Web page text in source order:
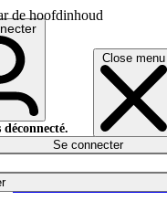
de hoofdinhoud
Close menu
déconnecté.
Se connecter